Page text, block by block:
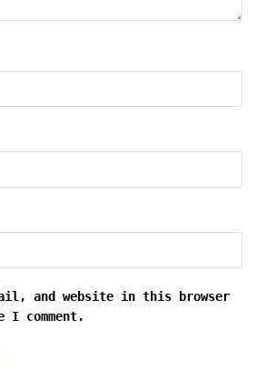
and website in this browser
comment.